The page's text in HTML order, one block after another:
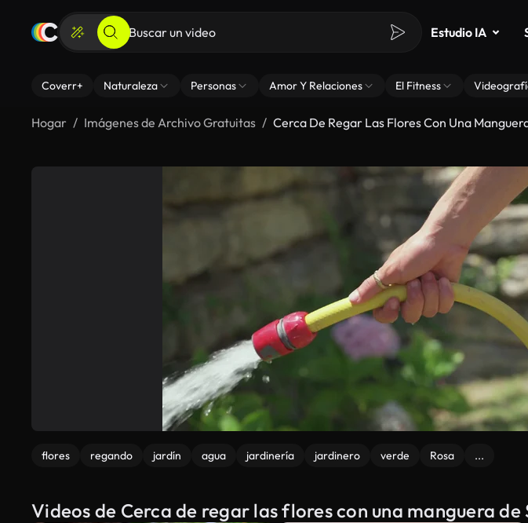
Estudio IA
Coverr+ Naturaleza Personas Amor Y Relaciones El Fitness
Hogar Imágenes de Archivo Gratuitas Cerca De Regar Las Flores Con Una
flores regando jardín agua jardinería jardinero verde Rosa ...
Videos de Cerca de regar las flores con una manguera